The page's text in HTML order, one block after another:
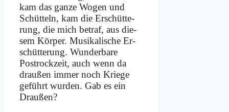
kam das gan­ze Wo­gen und
Schüt­teln, kam die Er­schüt­te­
rung, die mich be­traf, aus die­
sem Kör­per. Mu­si­ka­li­sche Er­
schüt­te­rung. Wun­der­ba­re
Postrock­zeit, auch wenn da
drau­ßen im­mer noch Krie­ge
ge­führt wur­den. Gab es ein
Drau­ßen?